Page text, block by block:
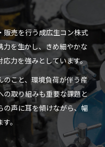
販売を行う成広生コン株式
力を生かし、きめ細やかな
応力を強みとしています。
のこと、環境負荷が伴う産
の取り組みも重要な課題と
の声に耳を傾けながら、幅
。